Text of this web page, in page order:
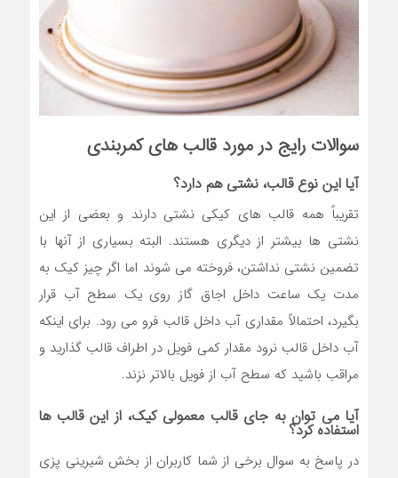
سوالات رایج در مورد قالب های کمربندی
آیا این نوع قالب، نشتی هم دارد؟
تقریباً همه قالب های کیکی نشتی دارند و بعضی از این
نشتی ها بیشتر از دیگری هستند. البته بسیاری از آنها با
تضمین نشتی نداشتن، فروخته می شوند اما اگر چیز کیک به
مدت یک ساعت داخل اجاق گاز روی یک سطح آب قرار
بگیرد، احتمالاً مقداری آب داخل قالب فرو می رود. برای اینکه
آب داخل قالب نرود مقدار کمی فویل در اطراف قالب گذارید و
مراقب باشید که سطح آب از فویل بالاتر نزند.
آیا می توان به جای قالب معمولی کیک، از این قالب ها
استفاده کرد؟
در پاسخ به سوال برخی از شما کاربران از بخش شیرینی پزی